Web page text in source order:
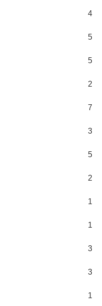
4
5
5
2
7
3
5
2
1
1
3
3
1